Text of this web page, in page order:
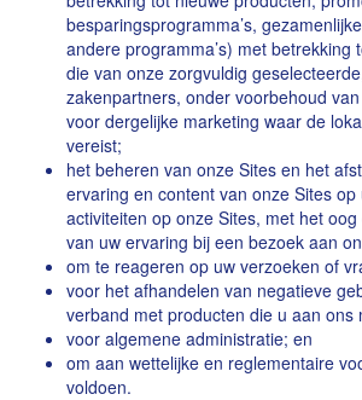
besparingsprogramma’s,
andere programma’s) met betrekking
die van onze zorgvuldig
zakenpartners, onder voorbehoud
voor dergelijke marketing waar de
vereist;
het beheren van onze Sites en het
ervaring en content van onze Sites
activiteiten op onze Sites, met het
van uw ervaring bij een bezoek aan
om te reageren op uw verzoeken of
voor het afhandelen van negatieve
verband met producten die u aan ons
voor algemene administratie; en
om aan wettelijke en reglementaire
voldoen.